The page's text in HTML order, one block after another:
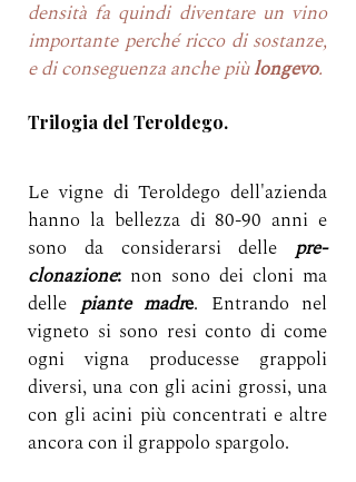
densità fa quindi diventare un vino
importante perché ricco di sostanze,
e di conseguenza anche più longevo.
Trilogia del Teroldego.
Le vigne di Teroldego dell'azienda
hanno la bellezza di 80-90 anni e
sono da considerarsi delle pre-
clonazione: non sono dei cloni ma
delle piante madre. Entrando nel
vigneto si sono resi conto di come
ogni vigna producesse grappoli
diversi, una con gli acini grossi, una
con gli acini più concentrati e altre
ancora con il grappolo spargolo.